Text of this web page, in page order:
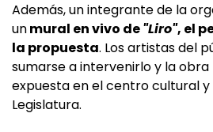
Además, un integrante de la
unmural en vivo de"Liro", el
la propuesta. Los artistas del
sumarse a intervenirlo y la
expuesta en el centro cultural y
Legislatura.